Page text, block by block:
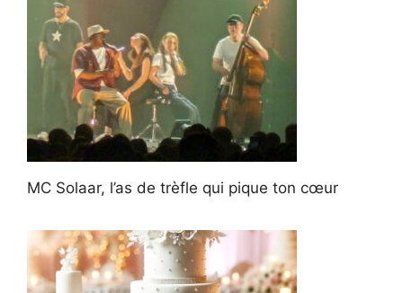
MC Solaar, l’as de trèfle qui pique ton cœur